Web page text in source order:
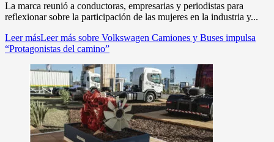
La marca reunió a conductoras, empresarias y periodistas para
reflexionar sobre la participación de las mujeres en la industria y...
Leer másLeer más sobre Volkswagen Camiones y Buses impulsa
“Protagonistas del camino”